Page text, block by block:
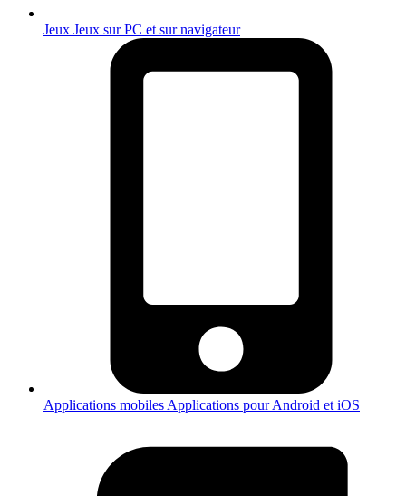
Jeux Jeux sur PC et sur navigateur
Applications mobiles Applications pour Android et iOS